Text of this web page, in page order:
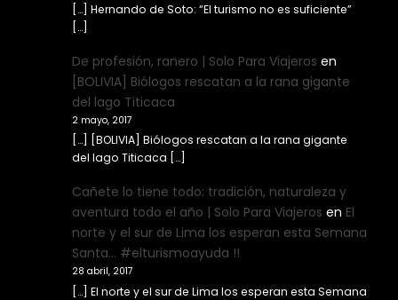
[…] Hernando de Soto: “El turismo no es suficiente”
[…]
De profesión, ranero | Solo Para Viajeros en
[BOLIVIA] Biólogos rescatan a la rana gigante
del lago Titicaca
2 mayo, 2017
[…] [BOLIVIA] Biólogos rescatan a la rana gigante
del lago Titicaca […]
Cañete lo tiene todo: tradición, naturaleza y
aventura todo el año | Solo Para Viajeros en El
norte y el sur de Lima los esperan esta Semana
Santa… #elturismoayuda !!
28 abril, 2017
[…] El norte y el sur de Lima los esperan esta Semana